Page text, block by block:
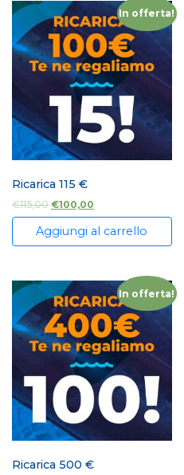
In offerta!
Ricarica 115 €
€115,00 €100,00
Aggiungi al carrello
In offerta!
Ricarica 500 €